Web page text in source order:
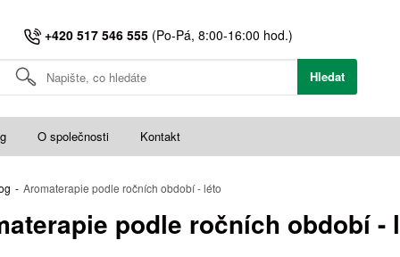
+420 517 546 555(Po-Pá, 8:00-16:00 hod.)
Hledat
O společnosti Kontakt
- Aromaterapie podle ročních období - léto
podle ročních období -